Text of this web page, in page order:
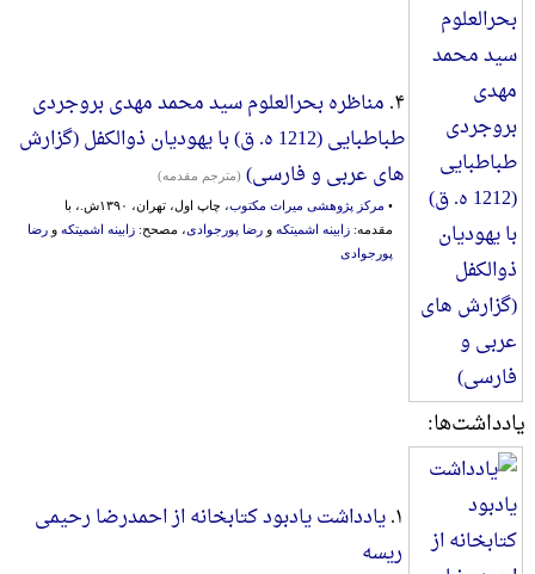
۴. مناظره بحرالعلوم سید محمد مهدی بروجردی
طباطبایی (1212 ه. ق) با یهودیان ذوالکفل (گزارش
های عربی و فارسی) (مترجم مقدمه)
• مرکز پژوهشی میراث مکتوب
، چاپ اول، تهران، ۱۳۹۰ش.، با
مقدمه: زابینه اشمیتکه و رضا پورجوادی، مصحح: زابینه اشمیتکه و رضا
پورجوادی
یادداشت‌ها:
۱. یادداشت یادبود کتابخانه از احمدرضا رحیمی
ریسه